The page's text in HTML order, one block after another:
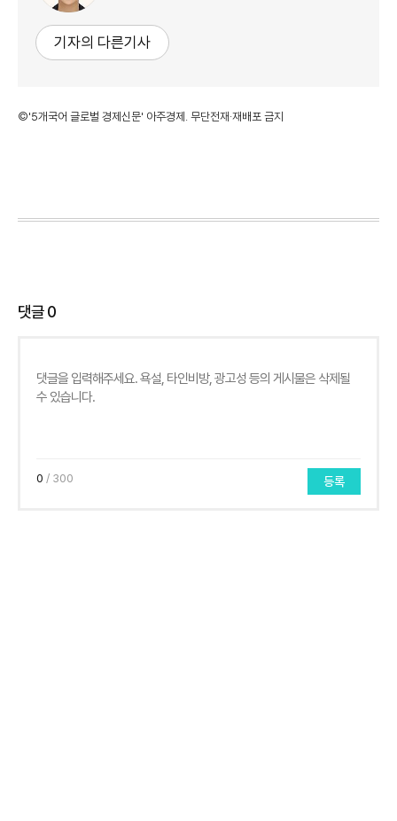
기자의 다른기사
©'5개국어 글로벌 경제신문' 아주경제. 무단전재·재배포 금지
댓글0
0 / 300 등록